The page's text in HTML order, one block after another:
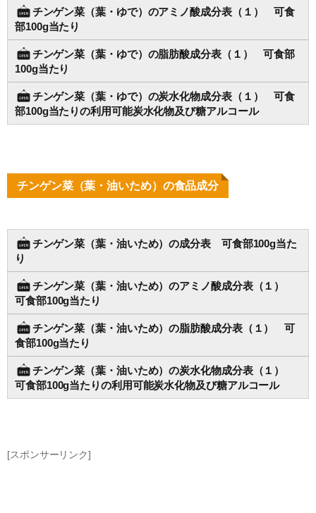
チンゲン菜（葉・ゆで）のアミノ酸成分表（１） 可食
部100g当たり
チンゲン菜（葉・ゆで）の脂肪酸成分表（１） 可食部
100g当たり
チンゲン菜（葉・ゆで）の炭水化物成分表（１） 可食
部100g当たりの利用可能炭水化物及び糖アルコール
チンゲン菜（葉・油いため）の食品成分
チンゲン菜（葉・油いため）の成分表 可食部100g当た
り
チンゲン菜（葉・油いため）のアミノ酸成分表（１）
可食部100g当たり
チンゲン菜（葉・油いため）の脂肪酸成分表（１） 可
食部100g当たり
チンゲン菜（葉・油いため）の炭水化物成分表（１）
可食部100g当たりの利用可能炭水化物及び糖アルコール
[スポンサーリンク]